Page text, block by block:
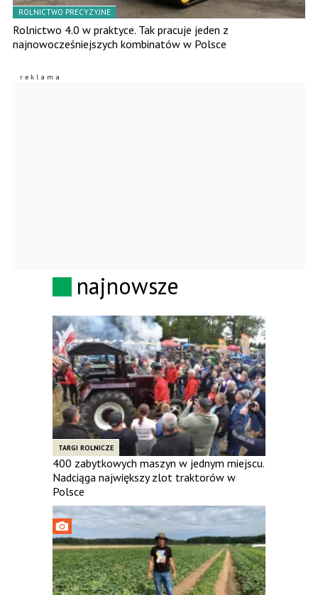
ROLNICTWO PRECYZYJNE
Rolnictwo 4.0 w praktyce. Tak pracuje jeden z
najnowocześniejszych kombinatów w Polsce
najnowsze
TARGI ROLNICZE
400 zabytkowych maszyn w jednym miejscu.
Nadciąga największy zlot traktorów w
Polsce